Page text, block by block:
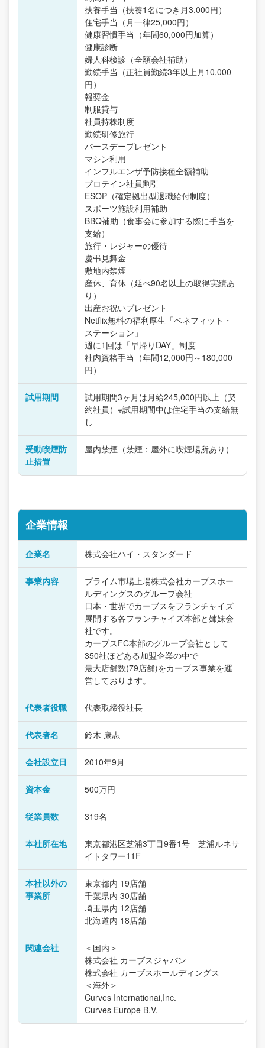
扶養手当（扶養1名につき月3,000円）
住宅手当（月一律25,000円）
健康習慣手当（年間60,000円加算）
健康診断
婦人科検診（全額会社補助）
勤続手当（正社員勤続3年以上月10,000
円）
報奨金
制服貸与
社員持株制度
勤続研修旅行
バースデープレゼント
マシン利用
インフルエンザ予防接種全額補助
プロテイン社員割引
ESOP（確定拠出型退職給付制度）
スポーツ施設利用補助
BBQ補助（食事会に参加する際に手当を
支給）
旅行・レジャーの優待
慶弔見舞金
敷地内禁煙
産休、育休（延べ90名以上の取得実績あ
り）
出産お祝いプレゼント
Netflix無料の福利厚生「ベネフィット・
ステーション」
週に1回は「早帰りDAY」制度
社内資格手当（年間12,000円～180,000
円）
試用期間
試用期間3ヶ月は月給245,000円以上（契
約社員）※試用期間中は住宅手当の支給無
し
受動喫煙防
止措置
屋内禁煙（禁煙：屋外に喫煙場所あり）
企業情報
企業名 株式会社ハイ・スタンダード
事業内容
プライム市場上場株式会社カーブスホー
ルディングスのグループ会社
日本・世界でカーブスをフランチャイズ
展開する各フランチャイズ本部と姉妹会
社です。
カーブスFC本部のグループ会社として
350社ほどある加盟企業の中で
最大店舗数(79店舗)をカーブス事業を運
営しております。
代表者役職 代表取締役社長
代表者名 鈴木 康志
会社設立日 2010年9月
資本金 500万円
従業員数 319名
本社所在地
東京都港区芝浦3丁目9番1号 芝浦ルネサ
イトタワー11F
本社以外の
事業所
東京都内 19店舗
千葉県内 30店舗
埼玉県内 12店舗
北海道内 18店舗
関連会社
＜国内＞
株式会社 カーブスジャパン
株式会社 カーブスホールディングス
＜海外＞
Curves Internationai,Inc.
Curves Europe B.V.